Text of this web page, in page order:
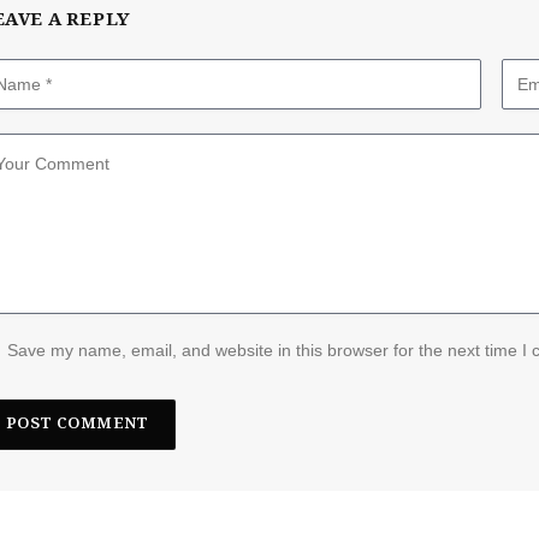
A REPLY
Save my name, email, and website in this browser for the next time I